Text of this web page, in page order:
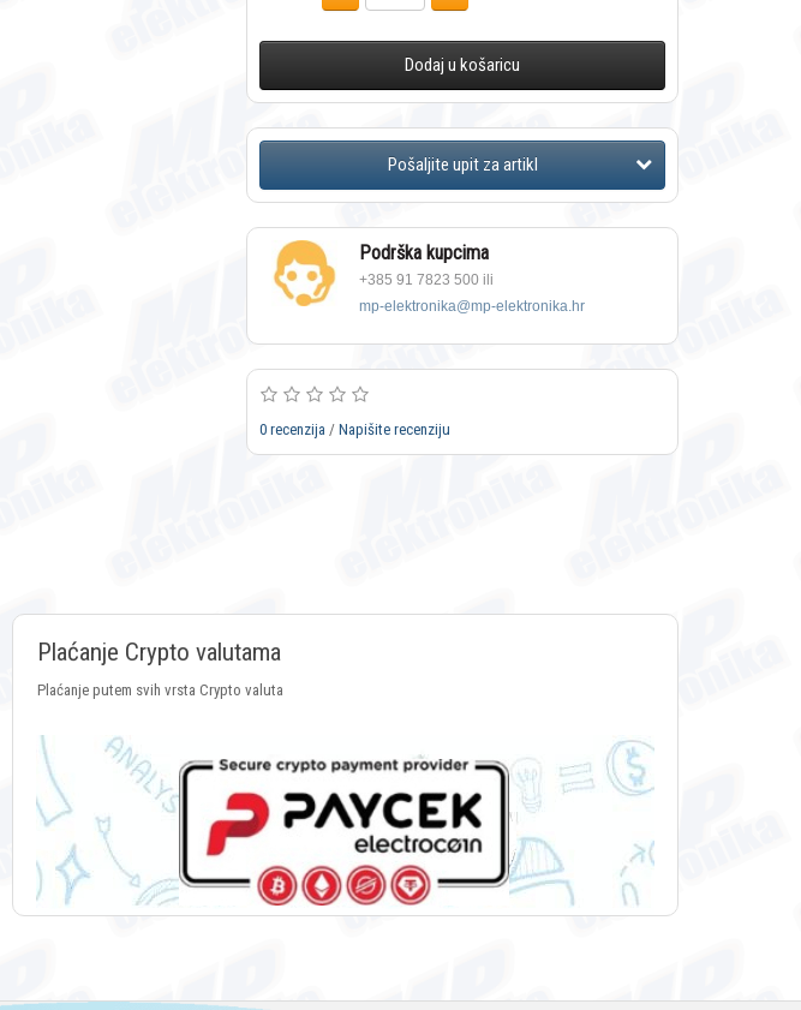
Dodaj u košaricu
Podrška kupcima
+385 91 7823 500 ili
mp-elektronika@mp-elektronika.hr
0 recenzija / Napišite recenziju
Plaćanje Crypto valutama
Plaćanje putem svih vrsta Crypto valuta